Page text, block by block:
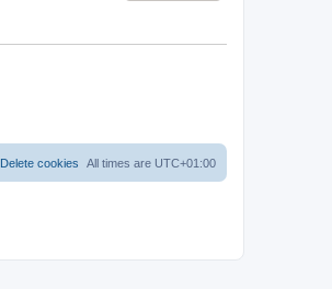
All times are UTC+01:00
Delete cookies